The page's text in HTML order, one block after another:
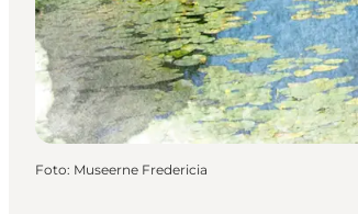
Foto: Museerne Fredericia